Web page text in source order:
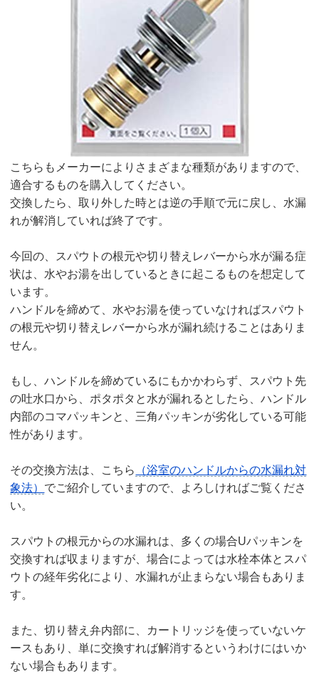
こちらもメーカーによりさまざまな種類がありますので、
適合するものを購入してください。
交換したら、取り外した時とは逆の手順で元に戻し、水漏
れが解消していれば終了です。
今回の、スパウトの根元や切り替えレバーから水が漏る症
状は、水やお湯を出しているときに起こるものを想定して
います。
ハンドルを締めて、水やお湯を使っていなければスパウト
の根元や切り替えレバーから水が漏れ続けることはありま
せん。
もし、ハンドルを締めているにもかかわらず、スパウト先
の吐水口から、ポタポタと水が漏れるとしたら、ハンドル
内部のコマパッキンと、三角パッキンが劣化している可能
性があります。
その交換方法は、こちら
（浴室のハンドルからの水漏れ対
象法） でご紹介していますので、よろしければご覧くださ
い。
スパウトの根元からの水漏れは、多くの場合Uパッキンを
交換すれば収まりますが、場合によっては水栓本体とスパ
ウトの経年劣化により、水漏れが止まらない場合もありま
す。
また、切り替え弁内部に、カートリッジを使っていないケ
ースもあり、単に交換すれば解消するというわけにはいか
ない場合もあります。